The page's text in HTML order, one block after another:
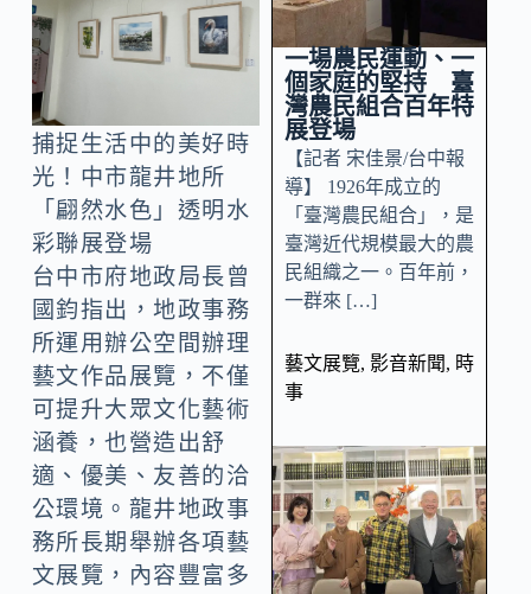
捕捉生活中的美好時
光！中市龍井地所
「翩然水色」透明水
彩聯展登場
台中市府地政局長曾
國鈞指出，地政事務
所運用辦公空間辦理
藝文作品展覽，不僅
可提升大眾文化藝術
涵養，也營造出舒
適、優美、友善的洽
公環境。龍井地政事
務所長期舉辦各項藝
文展覽，內容豐富多
一場農民運動、一
個家庭的堅持 臺
灣農民組合百年特
展登場
【記者 宋佳景/台中報
導】 1926年成立的
「臺灣農民組合」，是
臺灣近代規模最大的農
民組織之一。百年前，
一群來 […]
藝文展覽, 影音新聞, 時
事